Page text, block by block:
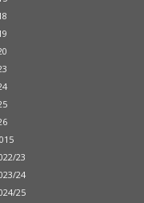
23
24
25